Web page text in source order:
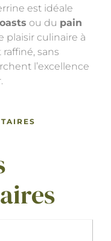
est idéale
ou du pain
plaisir culinaire à
sans
l’excellence